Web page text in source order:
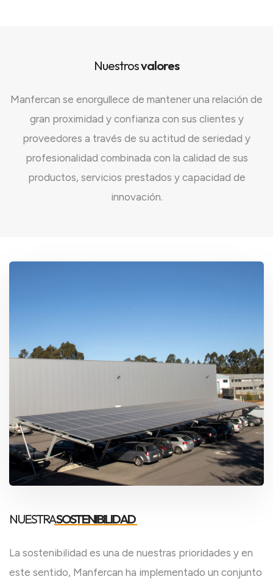
Nuestrosvalores
Manfercan se enorgullece de mantener una relación de
gran proximidad y confianza con sus clientes y
proveedores a través de su actitud de seriedad y
profesionalidad combinada con la calidad de sus
productos, servicios prestados y capacidad de
innovación.
NUESTRASOSTENIBILIDAD
La sostenibilidad es una de nuestras prioridades y en
este sentido, Manfercan ha implementado un conjunto